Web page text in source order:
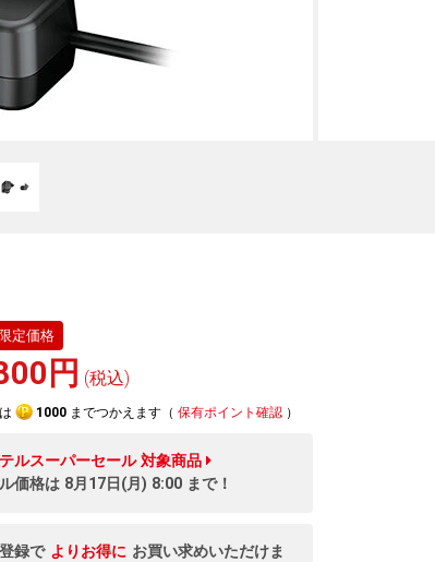
監視セット
注文はこちら
定価格
円 (税込)
1000 までつかえます（ 保有ポイント確認 ）
ルスーパーセール対象商品
価格は 8月17日(月) 8:00 まで！
録で よりお得に お買い求めいただけま